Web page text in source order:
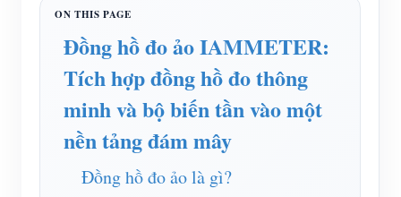
Bộ điều khiển nguồn WiFi
IAMMETER Đám mây Pro
Dịch vụ tự lưu trữ
Bộ sạc xe điện
Trình mô phỏng IAMMETER
Đồng hồ đo ảo
Đồng hồ đo ảo IAMMETER:
Tích hợp đồng hồ đo thông
minh và bộ biến tần vào một
nền tảng đám mây
Đồng hồ đo ảo là gì?